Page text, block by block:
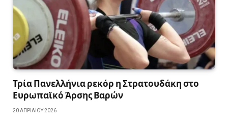
Τρία Πανελλήνια ρεκόρ η Στρατουδάκη στο
Ευρωπαϊκό Άρσης Βαρών
20 ΑΠΡΙΛΊΟΥ 2026